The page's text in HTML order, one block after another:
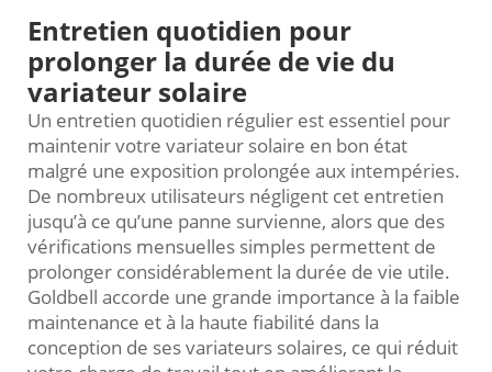
Entretien quotidien pour
prolonger la durée de vie du
variateur solaire
Un entretien quotidien régulier est essentiel pour
maintenir votre variateur solaire en bon état
malgré une exposition prolongée aux intempéries.
De nombreux utilisateurs négligent cet entretien
jusqu’à ce qu’une panne survienne, alors que des
vérifications mensuelles simples permettent de
prolonger considérablement la durée de vie utile.
Goldbell accorde une grande importance à la faible
maintenance et à la haute fiabilité dans la
conception de ses variateurs solaires, ce qui réduit